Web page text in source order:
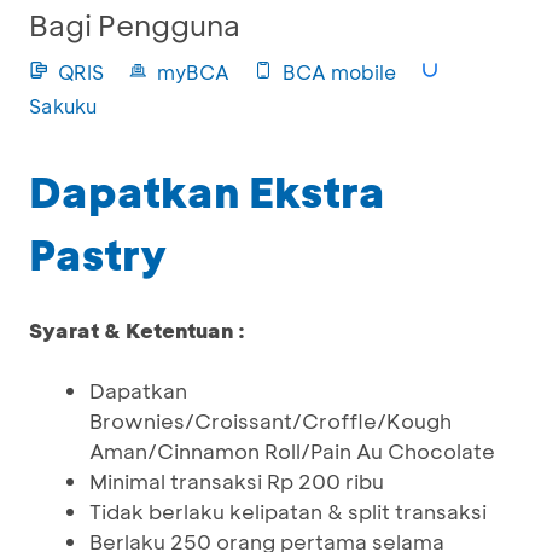
Bagi Pengguna
QRIS myBCA
BCA mobile
Sakuku
Dapatkan Ekstra
Pastry
Syarat & Ketentuan :
Dapatkan
Brownies/Croissant/Croffle/Kough
Aman/Cinnamon Roll/Pain Au Chocolate
Minimal transaksi Rp 200 ribu
Tidak berlaku kelipatan & split transaksi
Berlaku 250 orang pertama selama